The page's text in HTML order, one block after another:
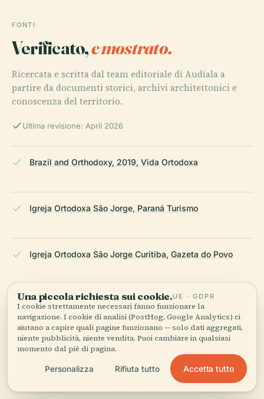
FONTI
Verificato,e mostrato.
Ricercata e scritta dal team editoriale di Audiala a
partire da documenti storici, archivi architettonici e
conoscenza del territorio.
Ultima revisione: April 2026
Brazil and Orthodoxy, 2019, Vida Ortodoxa
Igreja Ortodoxa São Jorge, Paraná Turismo
Igreja Ortodoxa São Jorge Curitiba, Gazeta do Povo
St
George Facts, History Hit
George Antiochian Orthodox Church of Curitiba, Orthodox
Una piccola richiesta sui cookie.UE · GDPR
I cookie strettamente necessari fanno funzionare la
navigazione. I cookie di analisi (PostHog, Google Analytics) ci
aiutano a capire quali pagine funzionano — solo dati aggregati,
niente pubblicità, niente vendita. Puoi cambiare in qualsiasi
momento dal piè di pagina.
Personalizza Rifiuta tutto Accetta tutto